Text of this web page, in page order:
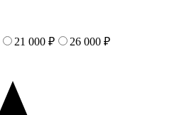
21 000 ₽ 26 000 ₽